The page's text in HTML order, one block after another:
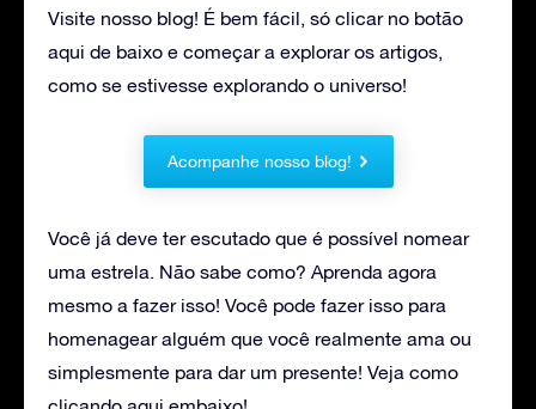
Visite nosso blog! É bem fácil, só clicar no botão
aqui de baixo e começar a explorar os artigos,
como se estivesse explorando o universo!
Acompanhe nosso blog!
Você já deve ter escutado que é possível nomear
uma estrela. Não sabe como? Aprenda agora
mesmo a fazer isso! Você pode fazer isso para
homenagear alguém que você realmente ama ou
simplesmente para dar um presente! Veja como